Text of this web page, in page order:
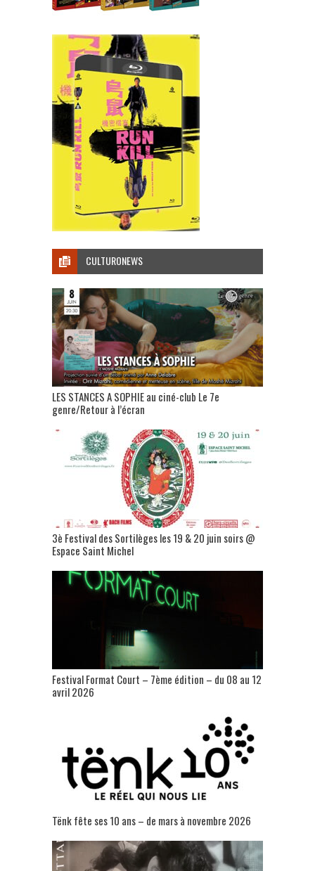
CULTURONEWS
LES STANCES A SOPHIE au ciné-club Le 7e
genre/Retour à l’écran
3è Festival des Sortilèges les 19 & 20 juin soirs @
Espace Saint Michel
Festival Format Court – 7ème édition – du 08 au 12
avril 2026
Tënk fête ses 10 ans – de mars à novembre 2026